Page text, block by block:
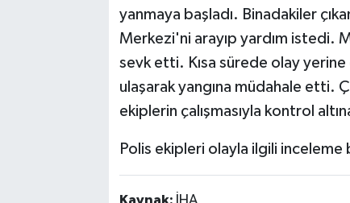
yanmaya başladı. Binadakiler
Merkezi'ni arayıp yardım istedi.
sevk etti. Kısa sürede olay
ulaşarak yangına müdahale etti.
ekiplerin çalışmasıyla kontrol
Polis ekipleri olayla ilgili inceleme